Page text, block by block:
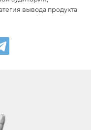
вывода продукта